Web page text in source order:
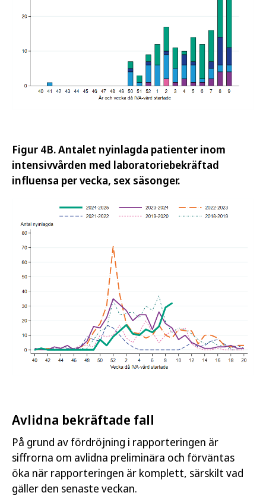
Figur 4B. Antalet nyinlagda patienter inom
intensivvården med laboratoriebekräftad
influensa per vecka, sex säsonger.
Avlidna bekräftade fall
På grund av fördröjning i rapporteringen är
siffrorna om avlidna preliminära och förväntas
öka när rapporteringen är komplett, särskilt vad
gäller den senaste veckan.